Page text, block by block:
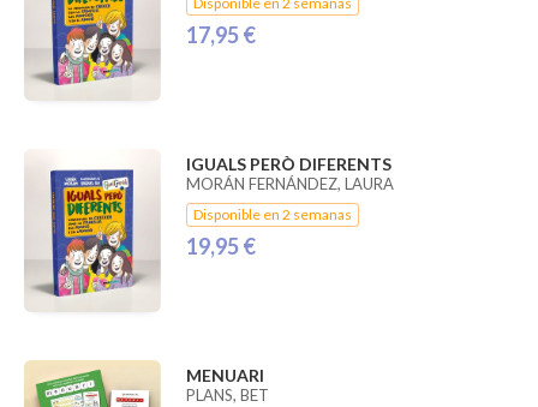
17,95 €
IGUALS PERÒ DIFERENTS
MORÁN FERNÁNDEZ, LAURA
Disponible en 2 semanas
19,95 €
MENUARI
PLANS, BET